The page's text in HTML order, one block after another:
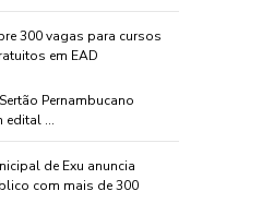
300 vagas para cursos
em EAD
Pernambucano
edital …
de Exu anuncia
com mais de 300